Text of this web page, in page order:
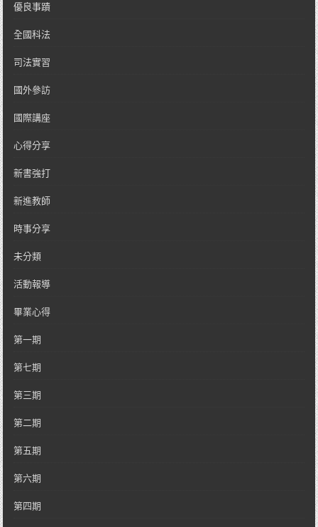
優良事蹟
全國科法
司法實習
國外參訪
國際講座
心得分享
新書強打
新進教師
時事分享
未分類
活動報導
畢業心得
第一期
第七期
第三期
第二期
第五期
第六期
第四期